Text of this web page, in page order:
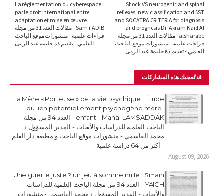
La réglementation du cyberespace
par le droit international entre
adaptation et mise en œuvre .
Samir ADIB - مقالات العدد 31 من مجلة
قراءات علمية - منشورات موقع الباحث
العلمي - تقديم ذة حليمة عبد الرمى
Shock VS neurogenic and spinal
reflexes, new classification and SST
and SOCATRA CRITERIA for diagnosis
and prognosis Dr. Akram Kaid Al
alsharabe - مقالات العدد 31 من مجلة
قراءات علمية - منشورات موقع الباحث
العلمي - تقديم ذة حليمة عبد الرمى
قد تُعجبك هذه المشاركات
La Mère « Porteuse » de la vie psychique : Étude
du lien potentiellement psychogène mère-
enfant - Manal LAMSADDAK - العدد 94 من مجلة
الباحث العلمية للدراسات والأبحاث - المدير المسؤول ذ
محمد القاسمي - منشورات موقع الباحث و مطبعة دار القلم
- أكثر من 64 دراسة علمية
August 09, 2026
Une guerre juste ? un jeu à somme nulle . Smain
YAICH - العدد 94 من مجلة الباحث العلمية للدراسات
والأبحاث - المدير المسؤول ذ محمد القاسمي - منشورات